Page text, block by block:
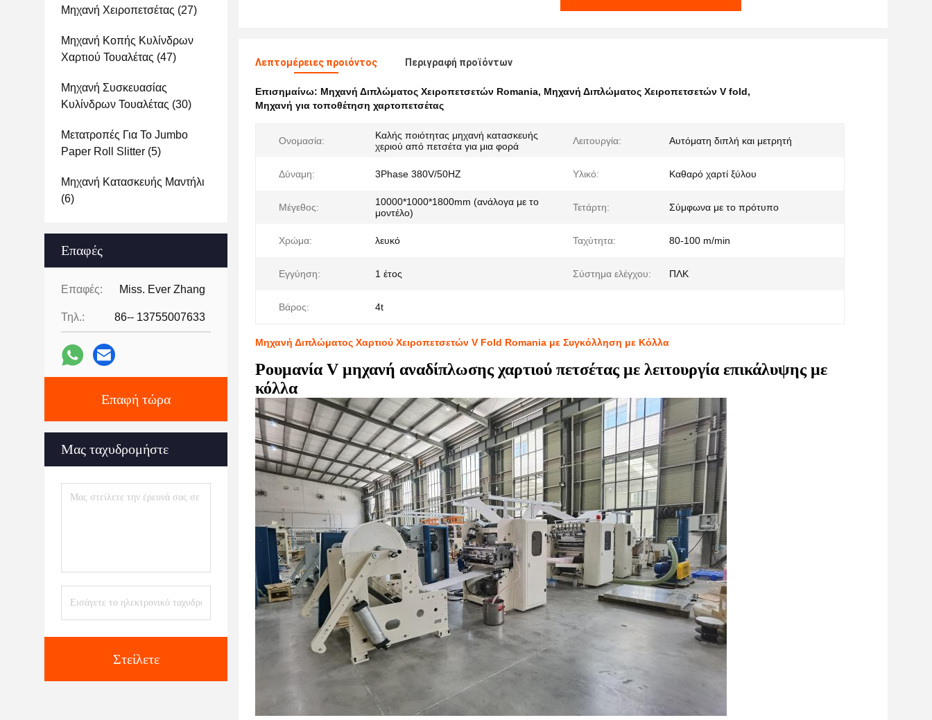
Μηχανή Χειροπετσέτας (27)
Μηχανή Κοπής Κυλίνδρων
Χαρτιού Τουαλέτας (47)
Μηχανή Συσκευασίας
Κυλίνδρων Τουαλέτας (30)
Μετατροπές Για Το Jumbo
Paper Roll Slitter (5)
Μηχανή Κατασκευής Μαντήλι
(6)
Επαφές
Επαφές: Miss. Ever Zhang
Τηλ.: 86-- 13755007633
Επαφή τώρα
Μας ταχυδρομήστε
Στείλετε
Λεπτομέρειες προιόντος Περιγραφή προϊόντων
Επισημαίνω: Μηχανή Διπλώματος Χειροπετσετών Romania, Μηχανή Διπλώματος Χειροπετσετών V fold,
Μηχανή για τοποθέτηση χαρτοπετσέτας
Ονομασία:
Καλής ποιότητας μηχανή κατασκευής
χεριού από πετσέτα για μια φορά
Λειτουργία: Αυτόματη διπλή και μετρητή
Δύναμη: 3Phase 380V/50HZ Υλικό: Καθαρό χαρτί ξύλου
Μέγεθος:
10000*1000*1800mm (ανάλογα με το
μοντέλο)
Τετάρτη: Σύμφωνα με το πρότυπο
Χρώμα: λευκό Ταχύτητα: 80-100 m/min
Εγγύηση: 1 έτος Σύστημα ελέγχου: ΠΛΚ
Βάρος: 4t
Μηχανή Διπλώματος Χαρτιού Χειροπετσετών V Fold Romania με Συγκόλληση με Κόλλα
Ρουμανία V μηχανή αναδίπλωσης χαρτιού πετσέτας με λειτουργία επικάλυψης με
κόλλα